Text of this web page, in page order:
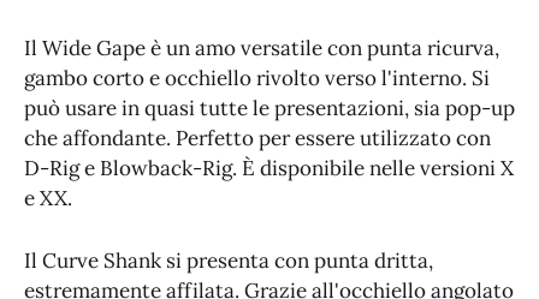
Il Wide Gape è un amo versatile con punta ricurva,
gambo corto e occhiello rivolto verso l'interno. Si
può usare in quasi tutte le presentazioni, sia pop-up
che affondante. Perfetto per essere utilizzato con
D-Rig e Blowback-Rig. È disponibile nelle versioni X
e XX.
Il Curve Shank si presenta con punta dritta,
estremamente affilata. Grazie all'occhiello angolato